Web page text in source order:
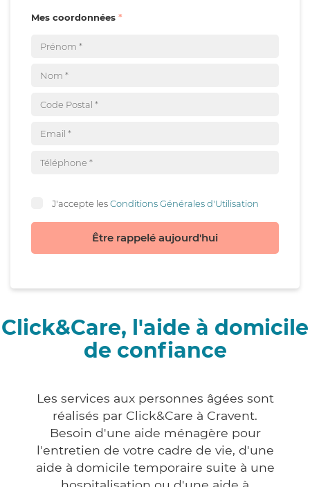
Mes coordonnées
J'accepte lesConditions Générales d'Utilisation
Être rappelé aujourd'hui
Click&Care, l'aide à domicile
de confiance
Les services aux personnes âgées sont
réalisés par Click&Care à Cravent.
Besoin d'une aide ménagère pour
l'entretien de votre cadre de vie, d'une
aide à domicile temporaire suite à une